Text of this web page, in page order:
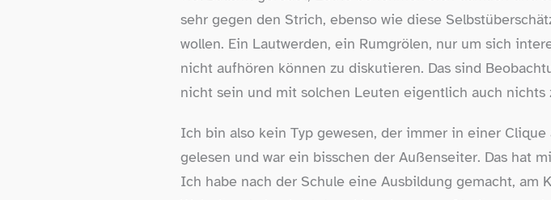
sehr gegen den Strich, ebenso wie diese
wollen. Ein Lautwerden, ein Rumgrölen, nur um sich
nicht aufhören können zu diskutieren. Das sind
nicht sein und mit solchen Leuten eigentlich auch nichts
Ich bin also kein Typ gewesen, der immer in einer
gelesen und war ein bisschen der Außenseiter. Das hat
Ich habe nach der Schule eine Ausbildung gemacht, am